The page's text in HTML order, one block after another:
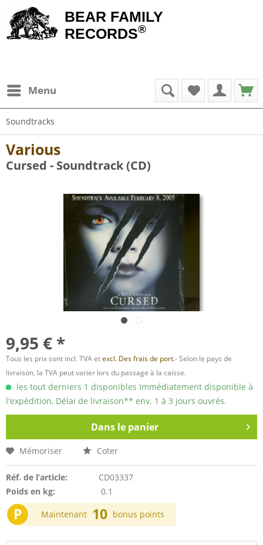
BEAR FAMILY
RECORDS®
Menu
Soundtracks
Various
Cursed - Soundtrack (CD)
9,95 € *
Tous les prix sont incl. TVA etexcl. Des frais de port.- Selon le pays de
livraison, la TVA peut varier lors du passage à la caisse.
les tout derniers 1 disponibles Immédiatement disponible à
l'expédition, Délai de livraison** env. 1 à 3 jours ouvrés.
Dans le panier
Mémoriser Coter
Réf. de l’article:
CD03337
Poids en kg:
0.1
P Maintenant 10 bonus points